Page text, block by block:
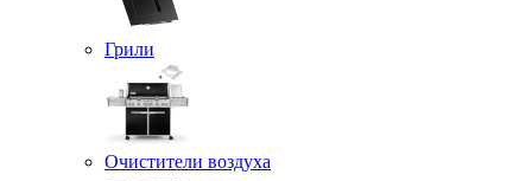
Грили
Очистители воздуха